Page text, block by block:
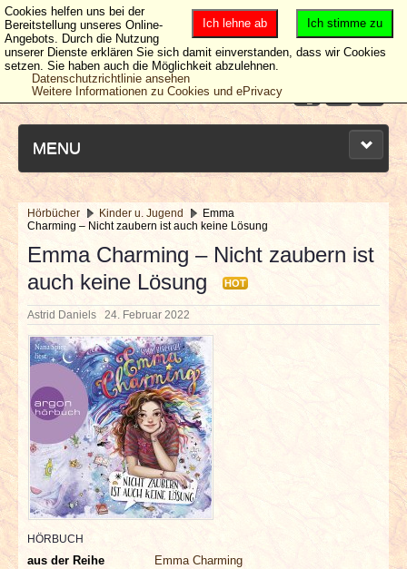
MENU
NEUESTE ARTIKEL
NEWS & DATES
BERICHTE
VERLOSUNGEN
INTERVIEWS
SPECIALS
REDAKTION
LINKS
Hörbücher Kinder u. Jugend
Emma
Charming – Nicht zaubern ist auch keine Lösung
Emma Charming – Nicht zaubern ist
auch keine Lösung
HOT
Astrid Daniels 24. Februar 2022
HÖRBUCH
aus der Reihe
Emma Charming
Ich stimme zu
Ich lehne ab
Cookies helfen uns bei der
Bereitstellung unseres Online-
Angebots. Durch die Nutzung
unserer Dienste erklären Sie sich damit einverstanden, dass wir Cookies
setzen. Sie haben auch die Möglichkeit abzulehnen.
Datenschutzrichtlinie ansehen
Weitere Informationen zu Cookies und ePrivacy